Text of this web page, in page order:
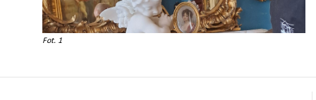
Fot. 1